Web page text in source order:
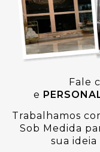
Fale
e
Trabalhamos
Sob Medida
sua ideia